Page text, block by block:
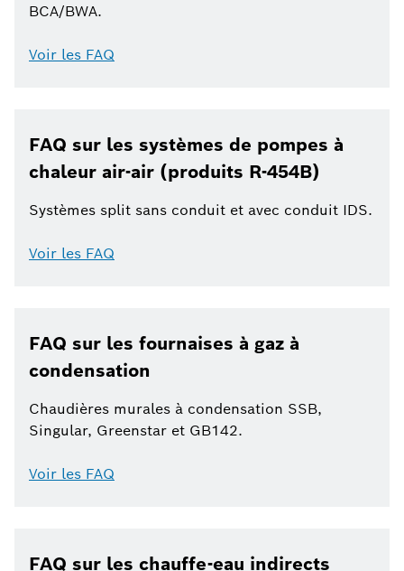
BCA/BWA.
Voir les FAQ
FAQ sur les systèmes de pompes à
chaleur air-air (produits R-454B)
Systèmes split sans conduit et avec conduit IDS.
Voir les FAQ
FAQ sur les fournaises à gaz à
condensation
Chaudières murales à condensation SSB,
Singular, Greenstar et GB142.
Voir les FAQ
FAQ sur les chauffe-eau indirects